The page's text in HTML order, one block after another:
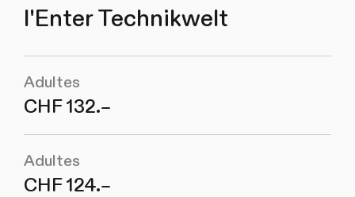
l'Enter Technikwelt
Adultes
CHF 132.–
Adultes
CHF 124.–